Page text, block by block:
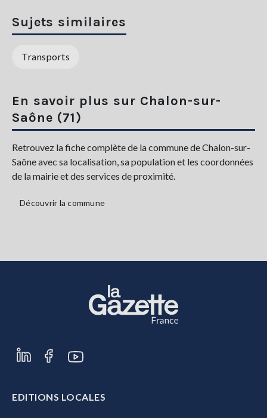
Sujets similaires
Transports
En savoir plus sur Chalon-sur-
Saône (71)
Retrouvez la fiche complète de la commune de Chalon-sur-
Saône avec sa localisation, sa population et les coordonnées
de la mairie et des services de proximité.
Découvrir la commune
EDITIONS LOCALES